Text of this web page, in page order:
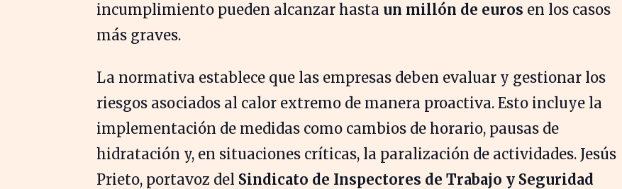
incumplimiento pueden alcanzar hasta un millón de euros en los casos
más graves.
La normativa establece que las empresas deben evaluar y gestionar los
riesgos asociados al calor extremo de manera proactiva. Esto incluye la
implementación de medidas como cambios de horario, pausas de
hidratación y, en situaciones críticas, la paralización de actividades. Jesús
Prieto, portavoz del Sindicato de Inspectores de Trabajo y Seguridad